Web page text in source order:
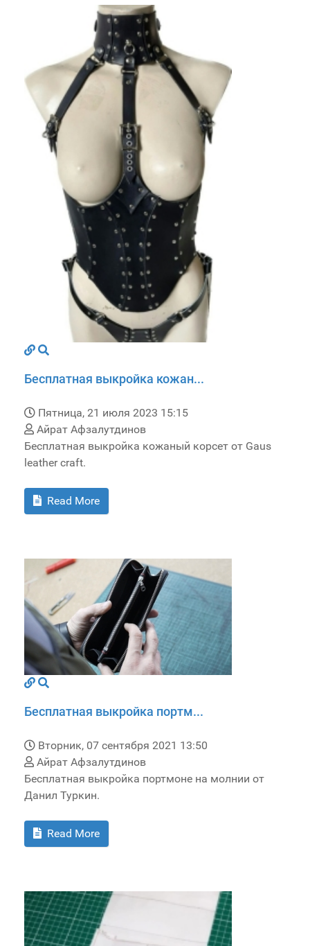
Бесплатная выкройка кожан...
Пятница, 21 июля 2023 15:15
Айрат Афзалутдинов
Бесплатная выкройка кожаный корсет от Gaus
leather craft.
Read More
Бесплатная выкройка портм...
Вторник, 07 сентября 2021 13:50
Айрат Афзалутдинов
Бесплатная выкройка портмоне на молнии от
Данил Туркин.
Read More